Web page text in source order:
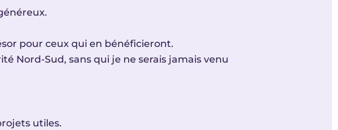
pour ceux qui en bénéficieront.
Nord-Sud, sans qui je ne serais jamais venu
utiles.